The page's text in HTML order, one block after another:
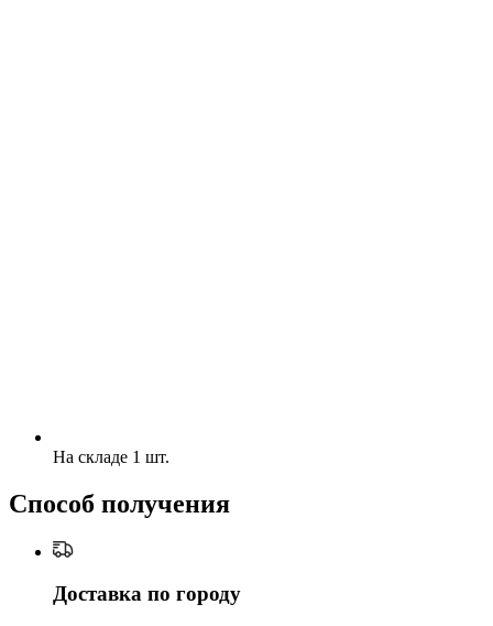
На складе 1 шт.
Способ получения
Доставка по городу